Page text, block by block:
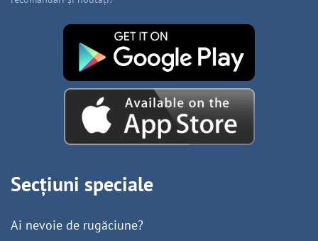
Secțiuni speciale
Ai nevoie de rugăciune?